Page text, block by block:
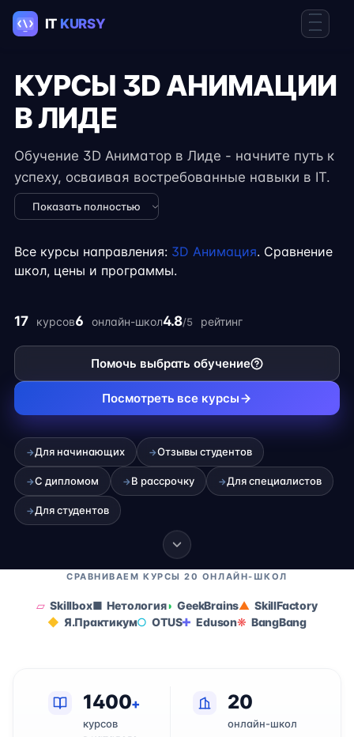
КУРСЫ 3D АНИМАЦИИ
В ЛИДЕ
Обучение 3D Аниматор в Лиде - начните путь к
успеху, осваивая востребованные навыки в IT.
Курсы подходят для новичков и специалистов с
опытом, включают практические задания,
Гибкий формат занятий позволяет совмещать
Показать полностью
Все курсы направления: 3D Анимация. Сравнение
школ, цены и программы.
17 курсов6 онлайн-школ4.8/5 рейтинг
Помочь выбрать обучение
Посмотреть все курсы
→Для начинающих →Отзывы студентов
→С дипломом →В рассрочку →Для специалистов
→Для студентов
СРАВНИВАЕМ КУРСЫ 20 ОНЛАЙН-ШКОЛ
Skillbox Нетология GeekBrains
SkillFactory
Я.Практикум
OTUS Eduson BangBang
1400+
курсов
20
онлайн-школ